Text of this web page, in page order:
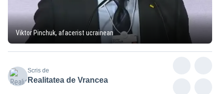
Viktor Pinchuk, afacerist ucrainean
Scris de
Realitatea de Vrancea